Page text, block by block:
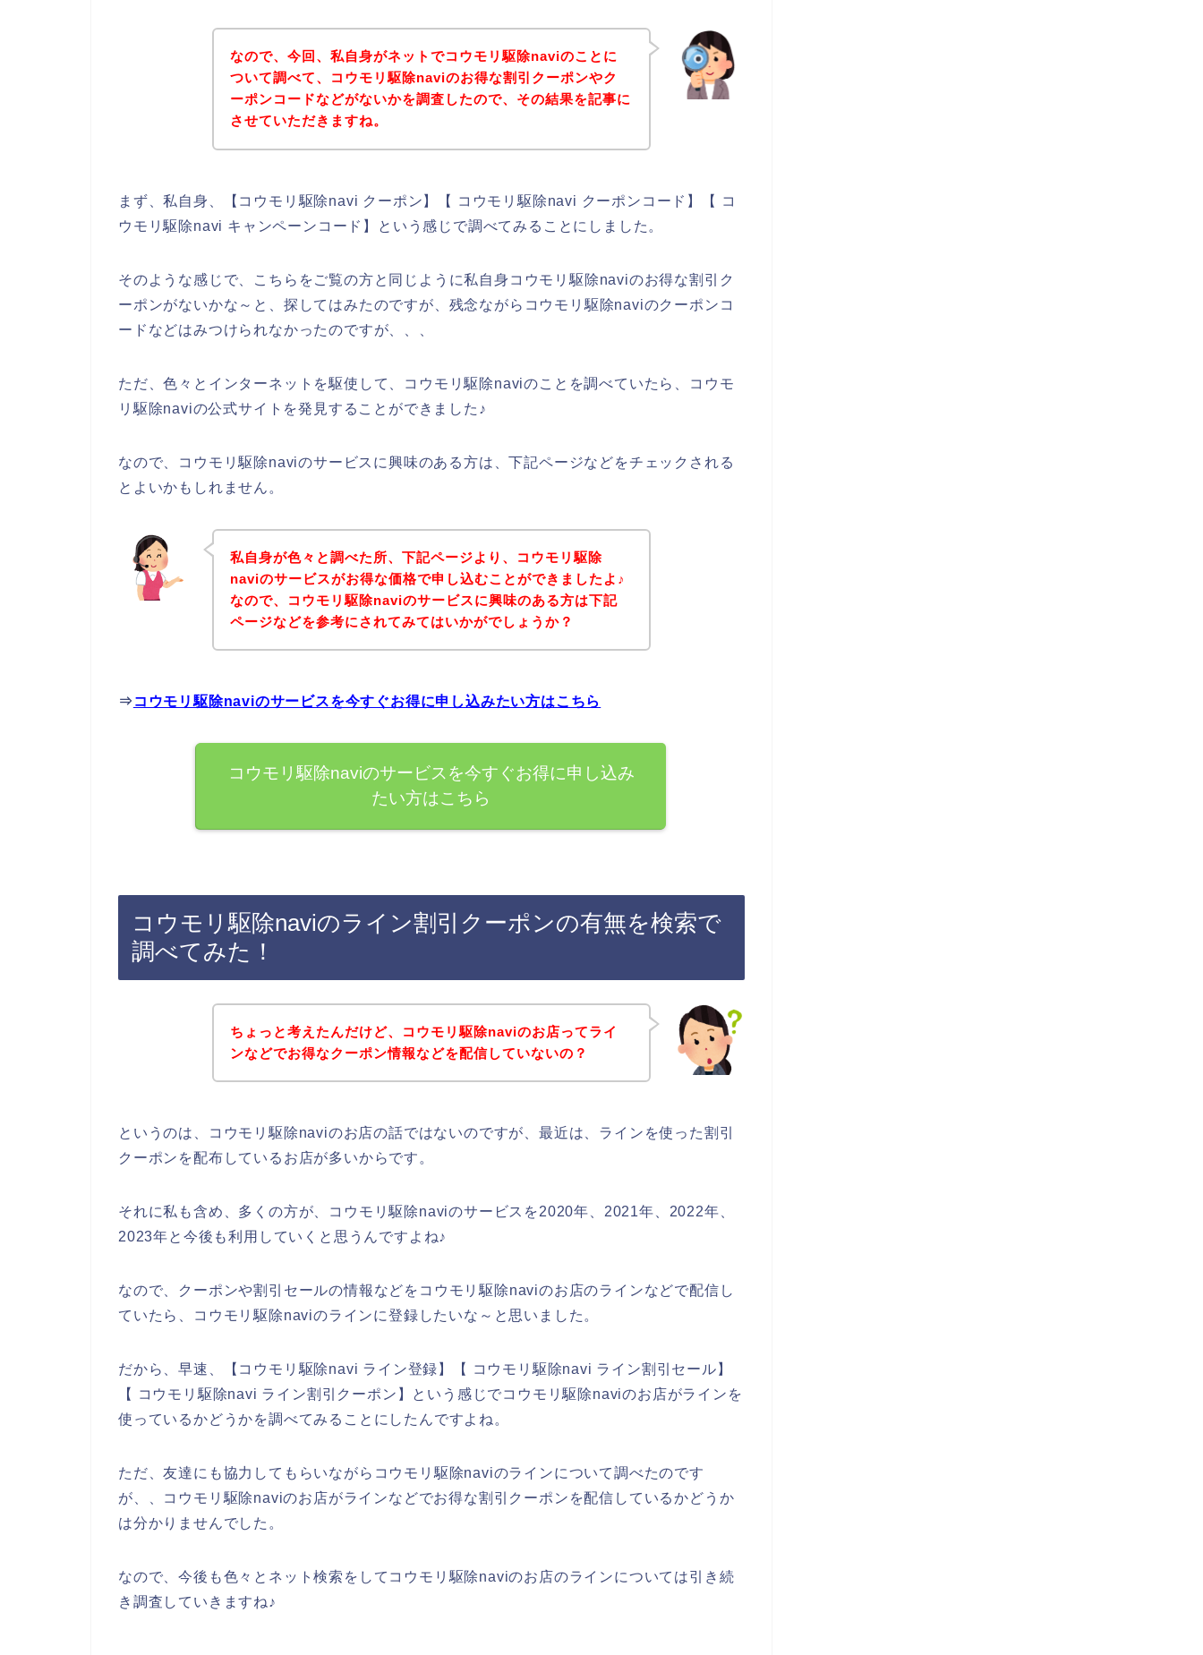
なので、今回、私自身がネットでコウモリ駆除naviのことに
ついて調べて、コウモリ駆除naviのお得な割引クーポンやク
ーポンコードなどがないかを調査したので、その結果を記事に
させていただきますね。
まず、私自身、【コウモリ駆除navi クーポン】【 コウモリ駆除navi クーポンコード】【 コ
ウモリ駆除navi キャンペーンコード】という感じで調べてみることにしました。
そのような感じで、こちらをご覧の方と同じように私自身コウモリ駆除naviのお得な割引ク
ーポンがないかな～と、探してはみたのですが、残念ながらコウモリ駆除naviのクーポンコ
ードなどはみつけられなかったのですが、、、
ただ、色々とインターネットを駆使して、コウモリ駆除naviのことを調べていたら、コウモ
リ駆除naviの公式サイトを発見することができました♪
なので、コウモリ駆除naviのサービスに興味のある方は、下記ページなどをチェックされる
とよいかもしれません。
私自身が色々と調べた所、下記ページより、コウモリ駆除
naviのサービスがお得な価格で申し込むことができましたよ♪
なので、コウモリ駆除naviのサービスに興味のある方は下記
ページなどを参考にされてみてはいかがでしょうか？
⇒ コウモリ駆除naviのサービスを今すぐお得に申し込みたい方はこちら
コウモリ駆除naviのサービスを今すぐお得に申し込み
たい方はこちら
コウモリ駆除naviのライン割引クーポンの有無を検索で
調べてみた！
ちょっと考えたんだけど、コウモリ駆除naviのお店ってライ
ンなどでお得なクーポン情報などを配信していないの？
というのは、コウモリ駆除naviのお店の話ではないのですが、最近は、ラインを使った割引
クーポンを配布しているお店が多いからです。
それに私も含め、多くの方が、コウモリ駆除naviのサービスを2020年、2021年、2022年、
2023年と今後も利用していくと思うんですよね♪
なので、クーポンや割引セールの情報などをコウモリ駆除naviのお店のラインなどで配信し
ていたら、コウモリ駆除naviのラインに登録したいな～と思いました。
だから、早速、【コウモリ駆除navi ライン登録】【 コウモリ駆除navi ライン割引セール】
【 コウモリ駆除navi ライン割引クーポン】という感じでコウモリ駆除naviのお店がラインを
使っているかどうかを調べてみることにしたんですよね。
ただ、友達にも協力してもらいながらコウモリ駆除naviのラインについて調べたのです
が、、コウモリ駆除naviのお店がラインなどでお得な割引クーポンを配信しているかどうか
は分かりませんでした。
なので、今後も色々とネット検索をしてコウモリ駆除naviのお店のラインについては引き続
き調査していきますね♪